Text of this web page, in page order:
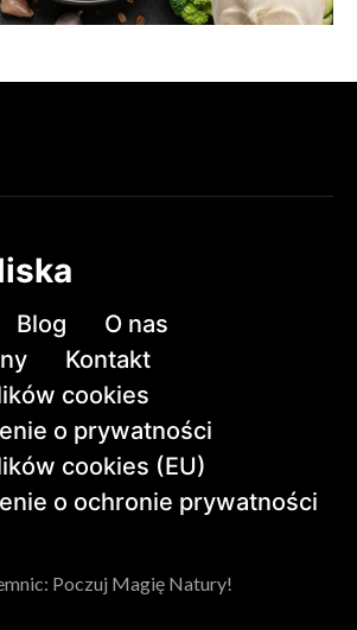
Blog
O nas
Kontakt
cookies
o prywatności
cookies (EU)
o ochronie prywatności
Poczuj Magię Natury!